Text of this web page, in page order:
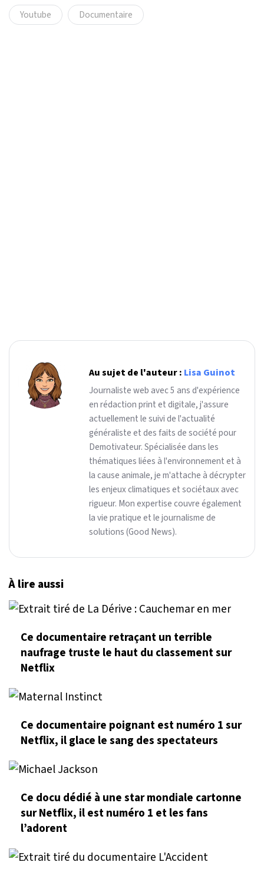
Youtube Documentaire
Au sujet de l'auteur : Lisa Guinot
Journaliste web avec 5 ans d'expérience
en rédaction print et digitale, j'assure
actuellement le suivi de l'actualité
généraliste et des faits de société pour
Demotivateur. Spécialisée dans les
thématiques liées à l'environnement et à
la cause animale, je m'attache à décrypter
les enjeux climatiques et sociétaux avec
rigueur. Mon expertise couvre également
la vie pratique et le journalisme de
solutions (Good News).
À lire aussi
Ce documentaire retraçant un terrible
naufrage truste le haut du classement sur
Netflix
Ce documentaire poignant est numéro 1 sur
Netflix, il glace le sang des spectateurs
Ce docu dédié à une star mondiale cartonne
sur Netflix, il est numéro 1 et les fans
l’adorent